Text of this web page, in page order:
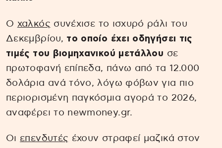
Ο χαλκός συνέχισε το ισχυρό ράλι του
Δεκεμβρίου, το οποίο έχει οδηγήσει τις
τιμές του βιομηχανικού μετάλλου σε
πρωτοφανή επίπεδα, πάνω από τα 12.000
δολάρια ανά τόνο, λόγω φόβων για πιο
περιορισμένη παγκόσμια αγορά το 2026,
αναφέρει το newmoney.gr.
Οι επενδυτές έχουν στραφεί μαζικά στον